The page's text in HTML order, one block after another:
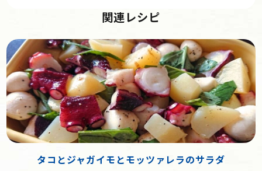
関連レシピ
タコとジャガイモとモッツァレラのサラダ